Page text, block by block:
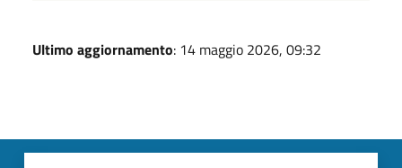
Ultimo aggiornamento: 14 maggio 2026, 09:32